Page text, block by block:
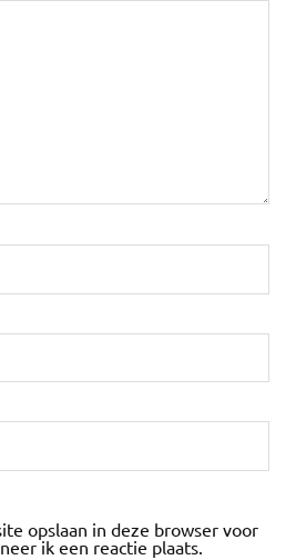
opslaan in deze browser voor
ik een reactie plaats.